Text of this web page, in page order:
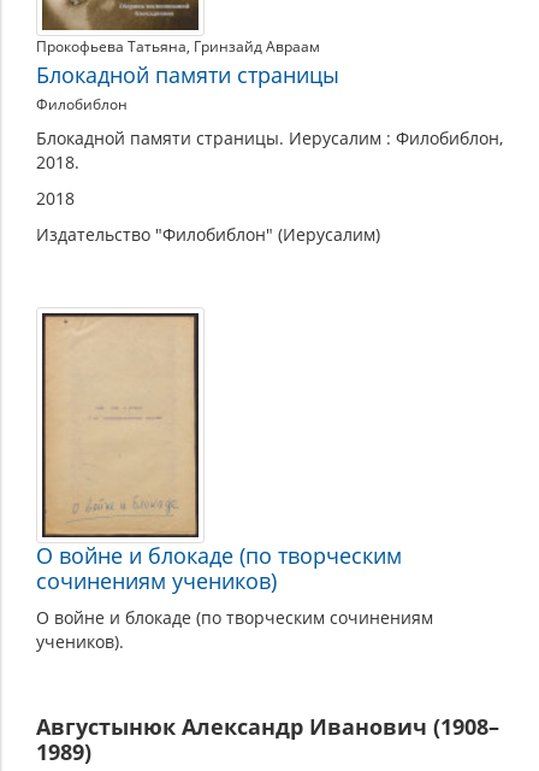
Прокофьева Татьяна, Гринзайд Авраам
Блокадной памяти страницы
Филобиблон
Блокадной памяти страницы. Иерусалим : Филобиблон,
2018.
2018
Издательство "Филобиблон" (Иерусалим)
О войне и блокаде (по творческим
сочинениям учеников)
О войне и блокаде (по творческим сочинениям
учеников).
Августынюк Александр Иванович (1908–
1989)